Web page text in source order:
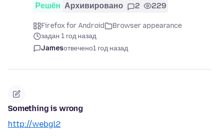
Решён Архивировано 2 229
Firefox for Android
Browser appearance
задан 1 год назад
Jamesотвечено1 год назад
Something is wrong
http://webgl2